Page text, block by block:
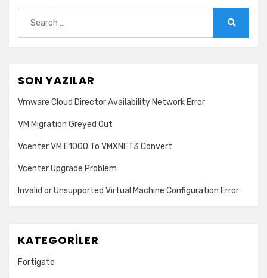
for:
SON YAZILAR
Vmware Cloud Director Availability Network Error
VM Migration Greyed Out
Vcenter VM E1000 To VMXNET3 Convert
Vcenter Upgrade Problem
Invalid or Unsupported Virtual Machine Configuration Error
KATEGORILER
Fortigate